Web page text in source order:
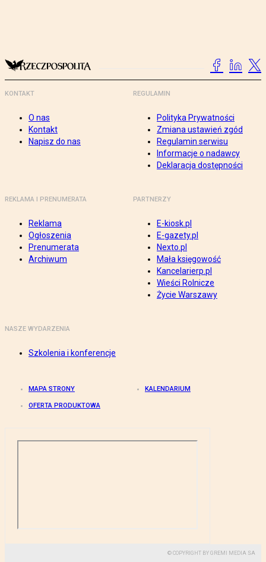
KONTAKT
O nas
Kontakt
Napisz do nas
REGULAMIN
Polityka Prywatności
Zmiana ustawień zgód
Regulamin serwisu
Informacje o nadawcy
Deklaracja dostępności
REKLAMA I PRENUMERATA
Reklama
Ogłoszenia
Prenumerata
Archiwum
PARTNERZY
E-kiosk.pl
E-gazety.pl
Nexto.pl
Mała księgowość
Kancelarierp.pl
Wieści Rolnicze
Życie Warszawy
NASZE WYDARZENIA
Szkolenia i konferencje
MAPA STRONY KALENDARIUM
OFERTA PRODUKTOWA
© COPYRIGHT BY GREMI MEDIA SA